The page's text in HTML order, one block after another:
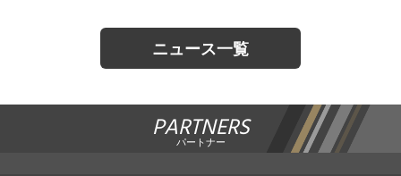
ニュース一覧
PARTNERS
パートナー